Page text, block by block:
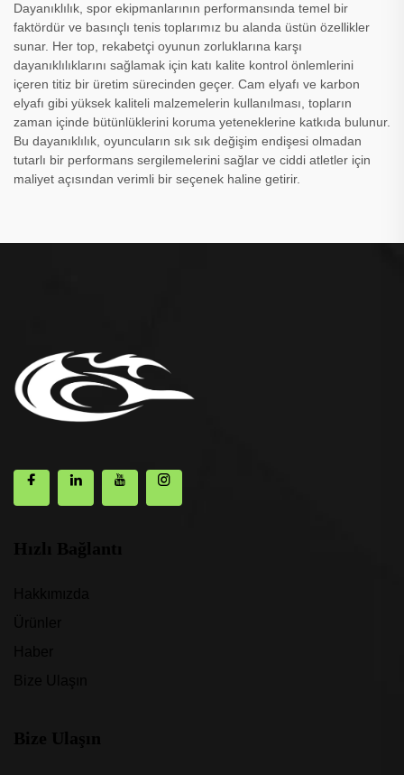
Dayanıklılık, spor ekipmanlarının performansında temel bir
faktördür ve basınçlı tenis toplarımız bu alanda üstün özellikler
sunar. Her top, rekabetçi oyunun zorluklarına karşı
dayanıklılıklarını sağlamak için katı kalite kontrol önlemlerini
içeren titiz bir üretim sürecinden geçer. Cam elyafı ve karbon
elyafı gibi yüksek kaliteli malzemelerin kullanılması, topların
zaman içinde bütünlüklerini koruma yeteneklerine katkıda bulunur.
Bu dayanıklılık, oyuncuların sık sık değişim endişesi olmadan
tutarlı bir performans sergilemelerini sağlar ve ciddi atletler için
maliyet açısından verimli bir seçenek haline getirir.